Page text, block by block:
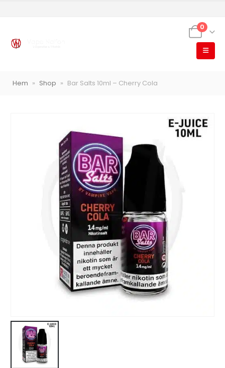
0
Hem » Shop » Bar Salts 10ml – Cherry Cola
Vapes, e-cigg & vitsnus
Populära engångsvapes Hjälp mig välja
Leverans & frakt